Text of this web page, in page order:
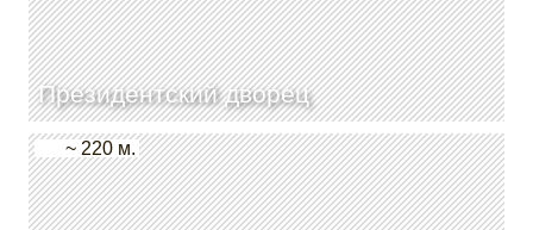
Президентский дворец
~ 220 м.